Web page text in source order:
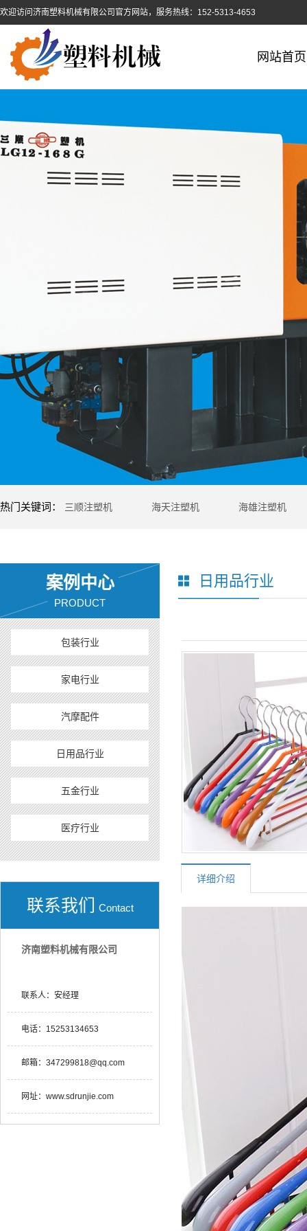
欢迎访问济南塑料机械有限公司官方网站，服务热线：152-5313-4653
网站首页
热门关键词： 三顺注塑机 海天注塑机 海雄注塑机
案例中心
PRODUCT
包装行业
家电行业
汽摩配件
日用品行业
五金行业
医疗行业
联系我们 Contact
济南塑料机械有限公司
联系人： 安经理
电话： 15253134653
邮箱： 347299818@qq.com
网址： www.sdrunjie.com
日用品行业
详细介绍